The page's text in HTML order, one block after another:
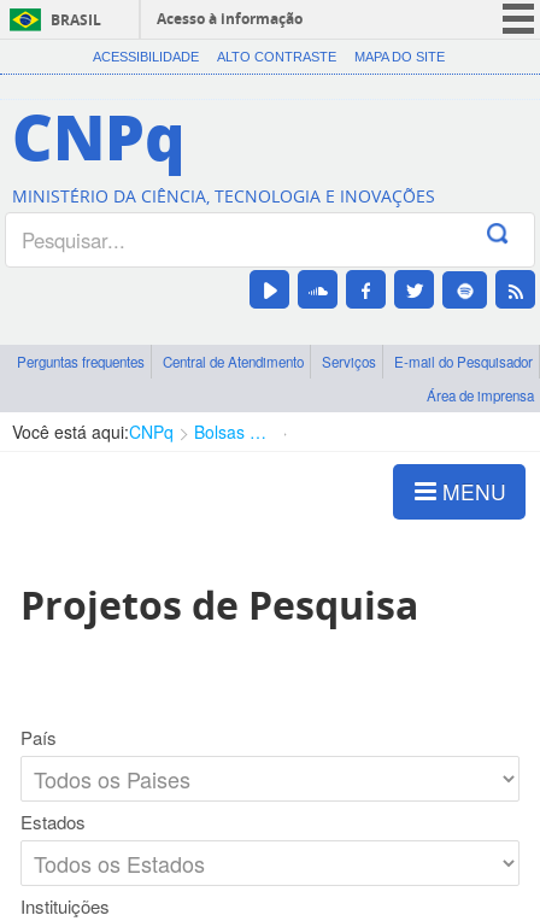
BRASIL
Acesso à informação
CORONAVÍRUS (COVID-19)
Canais
ACESSIBILIDADE ALTO CONTRASTE MAPA DO SITE
CNPq
MINISTÉRIO DA CIÊNCIA, TECNOLOGIA E INOVAÇÕES
Perguntas frequentes Central de Atendimento Serviços
E-mail do Pesquisador
Área de imprensa
Você está aqui:CNPq Bolsas e Auxílios Vigentes
MENU
Projetos de Pesquisa
País
Estados
Instituições